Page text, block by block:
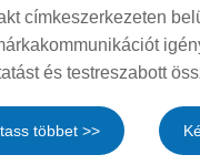
címkeszerkezeten
és testreszabott
többet >>